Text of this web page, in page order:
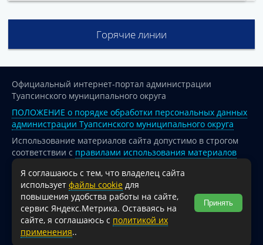
Горячие линии
Официальный интернет-портал администрации
Туапсинского муниципального округа
ПОЛОЖЕНИЕ о порядке обработки персональных данных
администрации Туапсинского муниципального округа
Использование материалов сайта допустимо в строгом
соответствии с правилами использования материалов
опубликованных на сайте
При перепечатке и использовании информации ссылка
на источник обязательна.
Для сайтов и страниц сети Интернет обязательна
активная гиперссылка на официальный интернет-портал
администрации Туапсинского муниципального округа.
Я соглашаюсь с тем, что владелец сайта
использует файлы cookie для
повышения удобства работы на сайте,
сервис Яндекс.Метрика. Оставаясь на
сайте, я соглашаюсь с политикой их
применения..
Принять